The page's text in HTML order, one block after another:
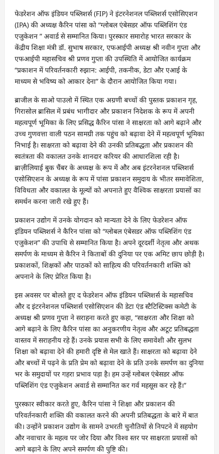
फेडरेशन ऑफ इंडियन पब्लिशर्स (FIP) ने इंटरनेशनल पब्लिशर्स एसोसिएशन
(IPA) की अध्यक्ष कैरिन पांसा को “ग्लोबल एंबेसडर ऑफ पब्लिशिंग एंड
एजुकेशन ” अवार्ड से सम्मानित किया। पुरस्कार समारोह भारत सरकार के
केंद्रीय शिक्षा मंत्री डॉ. सुभाष सरकार, एफआईपी अध्यक्ष श्री नवीन गुप्ता और
एफआईपी महासचिव श्री प्रणव गुप्ता की उपस्थिति में आयोजित कार्यक्रम
“प्रकाशन में परिवर्तनकारी रुझान: आईपी, तकनीक, डेटा और एआई के
माध्यम से भविष्य को आकार देना” के दौरान आयोजित किया गया।
ब्राजील के साओ पाउलो में स्थित एक अग्रणी बच्चों की पुस्तक प्रकाशन गृह,
गिरासोल ब्रासिल में प्रबंध भागीदार और प्रकाशन निदेशक के रूप में अपनी
महत्वपूर्ण भूमिका के लिए प्रसिद्ध कैरिन पांसा ने साक्षरता को आगे बढ़ाने और
उच्च गुणवत्ता वाली पठन सामग्री तक पहुंच को बढ़ावा देने में महत्वपूर्ण भूमिका
निभाई है। साक्षरता को बढ़ावा देने की उनकी प्रतिबद्धता और प्रकाशन की
स्वतंत्रता की वकालत उनके शानदार करियर की आधारशिला रही है।
ब्राज़ीलियाई बुक चैंबर के अध्यक्ष के रूप में और अब इंटरनेशनल पब्लिशर्स
एसोसिएशन के अध्यक्ष के रूप में पांसा प्रकाशन समुदाय के भीतर समावेशिता,
विविधता और वकालत के मूल्यों को अपनाते हुए वैश्विक साक्षरता प्रयासों का
समर्थन करना जारी रखे हुए हैं।
प्रकाशन उद्योग में उनके योगदान को मान्यता देने के लिए फेडरेशन ऑफ
इंडियन पब्लिशर्स ने कैरिन पांसा को “ग्लोबल एंबेसडर ऑफ पब्लिशिंग एंड
एजुकेशन” की उपाधि से सम्मानित किया है। अपने दूरदर्शी नेतृत्व और अथक
समर्पण के माध्यम से कैरिन ने किताबों की दुनिया पर एक अमिट छाप छोड़ी है।
प्रकाशकों, शिक्षकों और पाठकों को साहित्य की परिवर्तनकारी शक्ति को
अपनाने के लिए प्रेरित किया है।
इस अवसर पर बोलते हुए द फेडरेशन ऑफ इंडियन पब्लिशर्स के महासचिव
और द इंटरनेशनल पब्लिशर्स एसोसिएशन की डेटा एंड स्टैटिस्टिक्स कमेटी के
अध्यक्ष श्री प्रणव गुप्ता ने सराहना करते हुए कहा, “साक्षरता और शिक्षा को
आगे बढ़ाने के लिए कैरिन पांसा का अनुकरणीय नेतृत्व और अटूट प्रतिबद्धता
वास्तव में सराहनीय रहे हैं। उनके प्रयास सभी के लिए समावेशी और सुलभ
शिक्षा को बढ़ावा देने की हमारी दृष्टि से मेल खाते हैं। साक्षरता को बढ़ावा देने
और बच्चों में पढ़ने के प्रति प्रेम को बढ़ावा देने के प्रति उनके समर्पण का दुनिया
भर के समुदायों पर गहरा प्रभाव पड़ा है। हम उन्हें ग्लोबल एंबेसडर ऑफ
पब्लिशिंग एंड एजुकेशन अवार्ड से सम्मानित कर गर्व महसूस कर रहे हैं।”
पुरस्कार स्वीकार करते हुए, कैरिन पांसा ने शिक्षा और प्रकाशन की
परिवर्तनकारी शक्ति की वकालत करने की अपनी प्रतिबद्धता के बारे में बात
की। उन्होंने प्रकाशन उद्योग के सामने उभरती चुनौतियों से निपटने में सहयोग
और नवाचार के महत्व पर जोर दिया और विश्व स्तर पर साक्षरता प्रयासों को
आगे बढ़ाने के लिए अपने समर्पण की पुष्टि की।